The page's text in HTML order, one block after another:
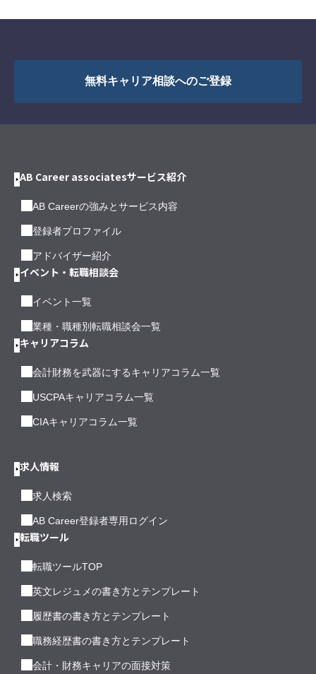
無料キャリア相談へのご登録
AB Career associatesサービス紹介
AB Careerの強みとサービス内容
登録者プロファイル
アドバイザー紹介
イベント・転職相談会
イベント一覧
業種・職種別転職相談会一覧
キャリアコラム
会計財務を武器にするキャリアコラム一覧
USCPAキャリアコラム一覧
CIAキャリアコラム一覧
求人情報
求人検索
AB Career登録者専用ログイン
転職ツール
転職ツールTOP
英文レジュメの書き方とテンプレート
履歴書の書き方とテンプレート
職務経歴書の書き方とテンプレート
会計・財務キャリアの面接対策